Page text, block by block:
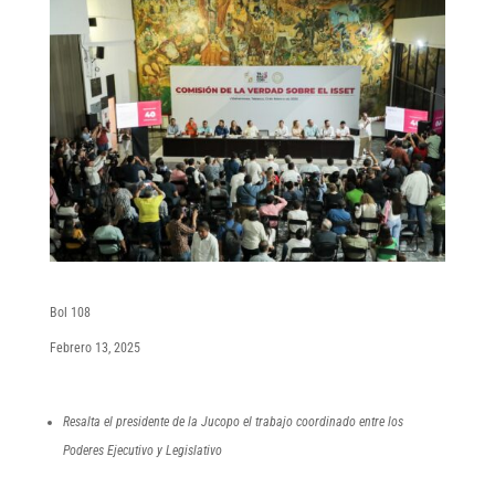
Bol 108
Febrero 13, 2025
Resalta el presidente de la Jucopo el trabajo coordinado entre los
Poderes Ejecutivo y Legislativo